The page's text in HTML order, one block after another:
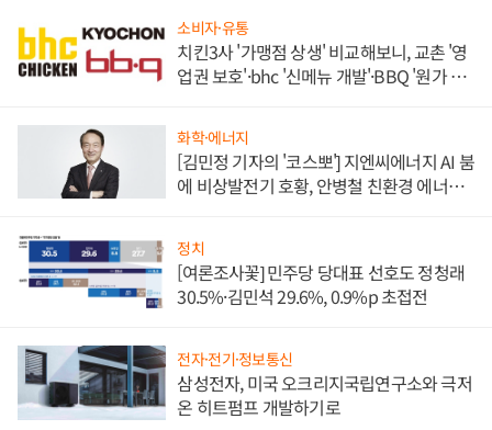
소비자·유통
치킨3사 '가맹점 상생' 비교해보니, 교촌 '영
업권 보호'·bhc '신메뉴 개발'·BBQ '원가 부
화학·에너지
[김민정 기자의 '코스뽀'] 지엔씨에너지 AI 붐
에 비상발전기 호황, 안병철 친환경 에너지
정치
[여론조사꽃] 민주당 당대표 선호도 정청래
30.5%·김민석 29.6%, 0.9%p 초접전
전자·전기·정보통신
삼성전자, 미국 오크리지국립연구소와 극저
온 히트펌프 개발하기로